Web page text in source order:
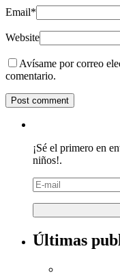
Email*
Website
Avísame por correo
comentario.
¡Sé el primero en
niños!.
Últimas